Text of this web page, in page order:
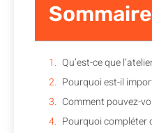
Sommaire